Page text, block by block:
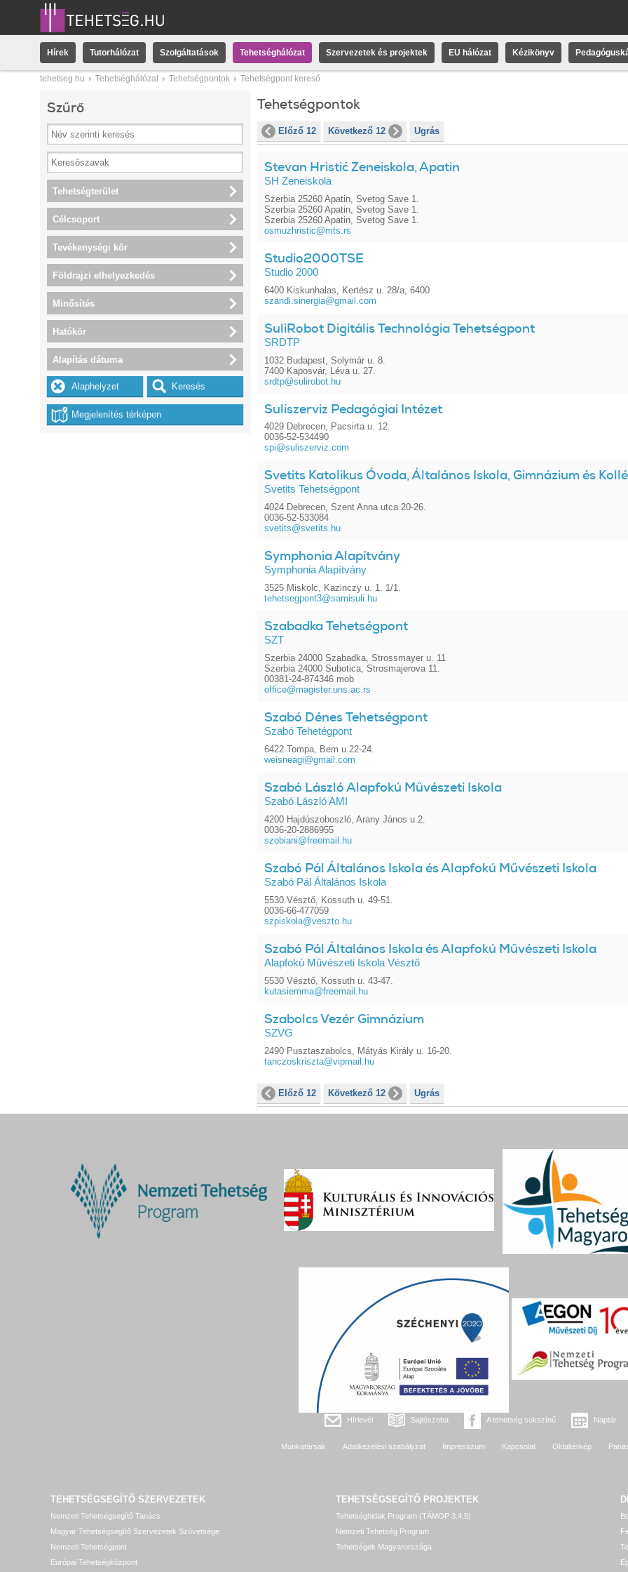
Hírek Tutorhálózat Szolgáltatások Tehetséghálózat Szervezetek és projektek EU hálózat Kézikönyv
tehetseg.hu Tehetséghálózat Tehetségpontok Tehetségpont kereső
Tehetségpontok
Előző 12 Következő 12 Ugrás
Stevan Hristić Zeneiskola, Apatin
SH Zeneiskola
Szerbia 25260 Apatin, Svetog Save 1.
Szerbia 25260 Apatin, Svetog Save 1.
Szerbia 25260 Apatin, Svetog Save 1.
osmuzhristic@mts.rs
Studio2000TSE
Studio 2000
6400 Kiskunhalas, Kertész u. 28/a, 6400
szandi.sinergia@gmail.com
SuliRobot Digitális Technológia Tehetségpont
SRDTP
1032 Budapest, Solymár u. 8.
7400 Kaposvár, Léva u. 27.
srdtp@sulirobot.hu
Suliszerviz Pedagógiai Intézet
4029 Debrecen, Pacsirta u. 12.
0036-52-534490
spi@suliszerviz.com
Svetits Katolikus Óvoda, Általános Iskola, Gimnázium és
Svetits Tehetségpont
4024 Debrecen, Szent Anna utca 20-26.
0036-52-533084
svetits@svetits.hu
Symphonia Alapítvány
Symphonia Alapítvány
3525 Miskolc, Kazinczy u. 1. 1/1.
tehetsegpont3@samisuli.hu
Szabadka Tehetségpont
SZT
Szerbia 24000 Szabadka, Strossmayer u. 11
Szerbia 24000 Subotica, Strosmajerova 11.
00381-24-874346 mob
office@magister.uns.ac.rs
Szabó Dénes Tehetségpont
Szabó Tehetégpont
6422 Tompa, Bem u.22-24.
weisneagi@gmail.com
Szabó László Alapfokú Művészeti Iskola
Szabó László AMI
4200 Hajdúszoboszló, Arany János u.2.
0036-20-2886955
szobiani@freemail.hu
Szabó Pál Általános Iskola és Alapfokú Művészeti Iskola
Szabó Pál Általános Iskola
5530 Vésztő, Kossuth u. 49-51.
0036-66-477059
szpiskola@veszto.hu
Szabó Pál Általános Iskola és Alapfokú Művészeti Iskola
Alapfokú Művészeti Iskola Vésztő
5530 Vésztő, Kossuth u. 43-47.
kutasiemma@freemail.hu
Szabolcs Vezér Gimnázium
SZVG
2490 Pusztaszabolcs, Mátyás Király u. 16-20.
tanczoskriszta@vipmail.hu
Előző 12 Következő 12 Ugrás
Szűrő
Tehetségterület
Célcsoport
Tevékenységi kör
Földrajzi elhelyezkedés
Minősítés
Hatókör
Alapítás dátuma
Hírlevél Sajtószoba A tehetség sokszínű Naptár
Munkatársak Adatkezelési szabályzat Impresszum Kapcsolat Oldaltérkép
TEHETSÉGSEGÍTŐ SZERVEZETEK
Nemzeti Tehetségsegítő Tanács
Magyar Tehetségsegítő Szervezetek Szövetsége
Nemzeti Tehetségpont
Európai Tehetségközpont
TEHETSÉGSEGÍTŐ PROJEKTEK
Tehetséghidak Program (TÁMOP 3.4.5)
Nemzeti Tehetség Program
Tehetségek Magyarországa